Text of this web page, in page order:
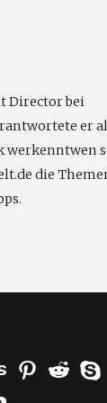
Director bei
er
werkenntwen
die